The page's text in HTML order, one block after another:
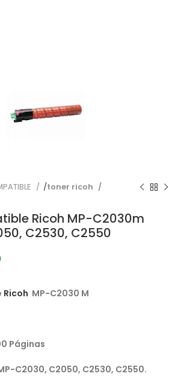
toner ricoh
Ricoh MP-C2030m
C2530, C2550
Ricoh MP-C2030 M
Páginas
C2030, C2050, C2530, C2550.